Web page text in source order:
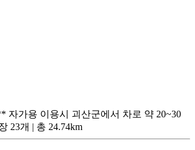
가용 이용시 괴산군에서 차로 약 20~30
23개 | 총 24.74km